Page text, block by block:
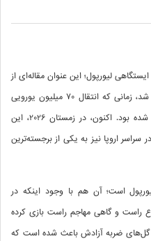
لیورپول؛ این عنوان مقاله‌ای از
Sky Sports است که در ژوئیه 2023 منتشر شد، زمانی که انتقال 70 میلیون یورویی
این هافبک از RB لایپزیگ به‌ تازگی نهایی شده بود. اکنون، در زمستان 2026، این
سراسر اروپا نیز به یکی از برجسته‌ترین
است؛ آن هم با وجود اینکه در
راست و گاهی مهاجم راست بازی کرده
گل‌های ضربه آزادش باعث شده است که